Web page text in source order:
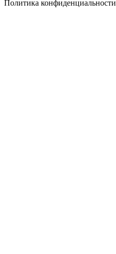
Политика конфиденциальности